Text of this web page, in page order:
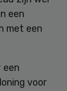
een
met een
een
voor